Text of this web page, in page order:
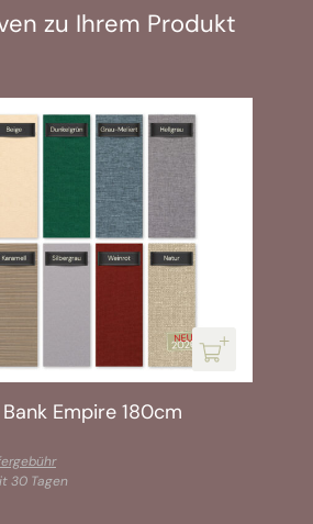
zu Ihrem Produkt
Empire 180cm
30 Tagen